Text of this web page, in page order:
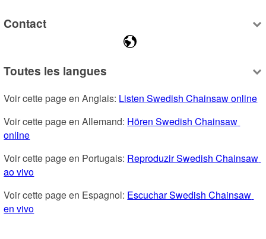
Contact
Toutes les langues
Voir cette page en Anglais: Listen Swedish Chainsaw online
Voir cette page en Allemand: Hören Swedish Chainsaw
online
Voir cette page en Portugais: Reproduzir Swedish Chainsaw
ao vivo
Voir cette page en Espagnol: Escuchar Swedish Chainsaw
en vivo